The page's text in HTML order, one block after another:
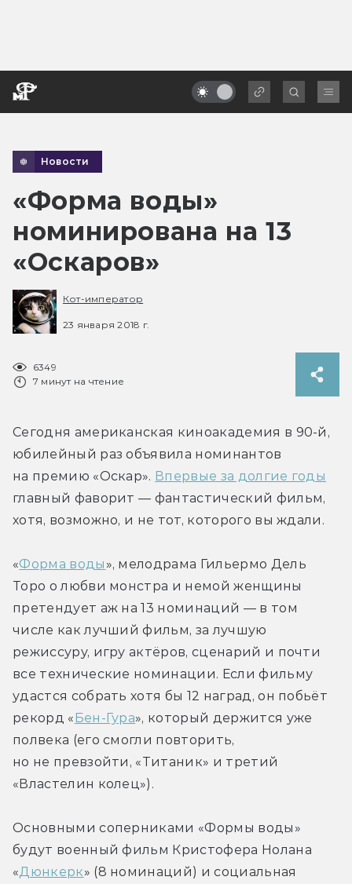
Новости
«Форма воды»
номинирована на 13
«Оскаров»
Кот-император
23 января 2018 г.
6349
7 минут на чтение
Сегодня американская киноакадемия в 90-й,
юбилейный раз объявила номинантов
на премию «Оскар». Впервые за долгие годы
главный фаворит — фантастический фильм,
хотя, возможно, и не тот, которого вы ждали.
«Форма воды », мелодрама Гильермо Дель
Торо о любви монстра и немой женщины
претендует аж на 13 номинаций — в том
числе как лучший фильм, за лучшую
режиссуру, игру актёров, сценарий и почти
все технические номинации. Если фильму
удастся собрать хотя бы 12 наград, он побьёт
рекорд «Бен-Гура», который держится уже
полвека (его смогли повторить,
но не превзойти, «Титаник» и третий
«Властелин колец»).
Основными соперниками «Формы воды»
будут военный фильм Кристофера Нолана
«Дюнкерк» (8 номинаций) и социальная